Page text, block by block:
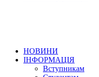
НОВИНИ
ІНФОРМАЦІЯ
Вступникам